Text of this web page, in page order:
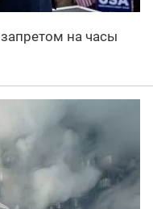
на часы